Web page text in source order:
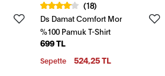
(18)
Ds Damat Comfort Mor
%100 Pamuk T-Shirt
699 TL
Sepette 524,25 TL